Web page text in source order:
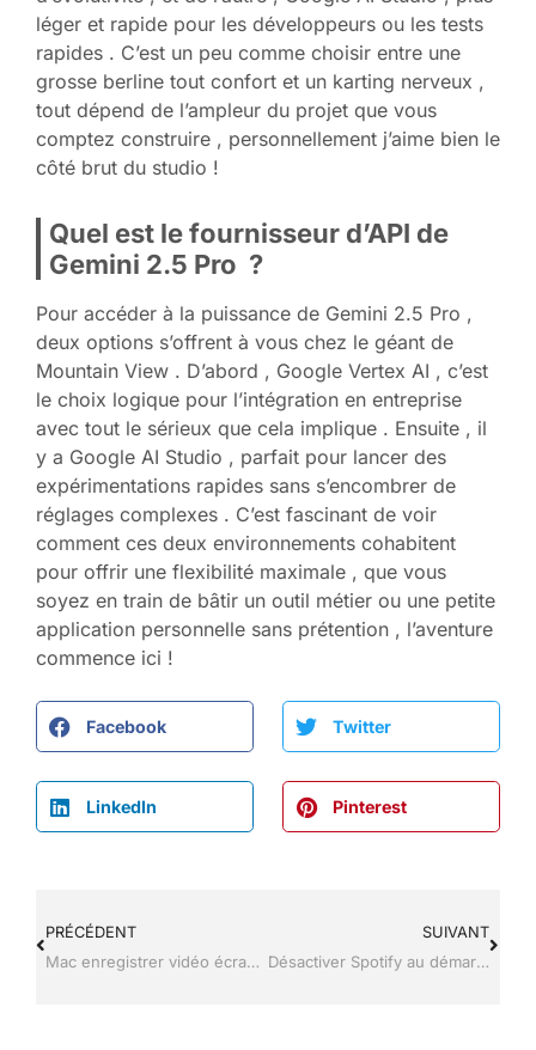
léger et rapide pour les développeurs ou les tests
rapides . C’est un peu comme choisir entre une
grosse berline tout confort et un karting nerveux ,
tout dépend de l’ampleur du projet que vous
comptez construire , personnellement j’aime bien le
côté brut du studio !
Quel est le fournisseur d’API de
Gemini 2.5 Pro ?
Pour accéder à la puissance de Gemini 2.5 Pro ,
deux options s’offrent à vous chez le géant de
Mountain View . D’abord , Google Vertex AI , c’est
le choix logique pour l’intégration en entreprise
avec tout le sérieux que cela implique . Ensuite , il
y a Google AI Studio , parfait pour lancer des
expérimentations rapides sans s’encombrer de
réglages complexes . C’est fascinant de voir
comment ces deux environnements cohabitent
pour offrir une flexibilité maximale , que vous
soyez en train de bâtir un outil métier ou une petite
application personnelle sans prétention , l’aventure
commence ici !
Facebook Twitter
LinkedIn Pinterest
PRÉCÉDENT
Mac enregistrer vidéo écran : la technique rapide pour réussir vos captures
SUIVANT
Désactiver Spotify au démarrage Windows 11 : La méthode simple et efficace